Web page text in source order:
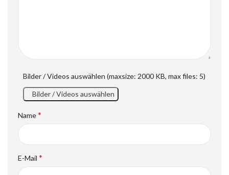
Bilder / Videos auswählen (maxsize: 2000 KB, max files: 5)
Bilder / Videos auswählen
Name*
E-Mail *